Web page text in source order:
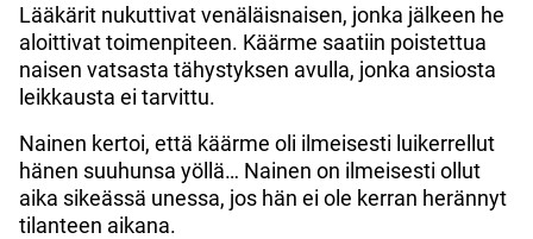
Lääkärit nukuttivat venäläisnaisen, jonka jälkeen he
aloittivat toimenpiteen. Käärme saatiin poistettua
naisen vatsasta tähystyksen avulla, jonka ansiosta
leikkausta ei tarvittu.
Nainen kertoi, että käärme oli ilmeisesti luikerrellut
hänen suuhunsa yöllä… Nainen on ilmeisesti ollut
aika sikeässä unessa, jos hän ei ole kerran herännyt
tilanteen aikana.